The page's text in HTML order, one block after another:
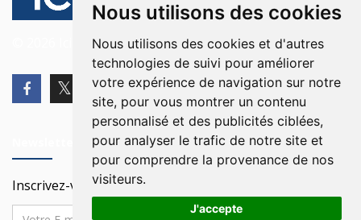
Nous utilisons des cookies
Nous utilisons des cookies et d'autres
technologies de suivi pour améliorer
votre expérience de navigation sur notre
site, pour vous montrer un contenu
personnalisé et des publicités ciblées,
pour analyser le trafic de notre site et
pour comprendre la provenance de nos
visiteurs.
J'accepte
© 2026 Ici Beyrouth. Tous les droits sont réservés.
Inscrivez-vous à notre Newsletter